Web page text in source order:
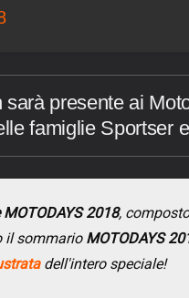
presente ai
famiglie Sportser
2018,
il sommario MOTODAYS
dell'intero speciale!